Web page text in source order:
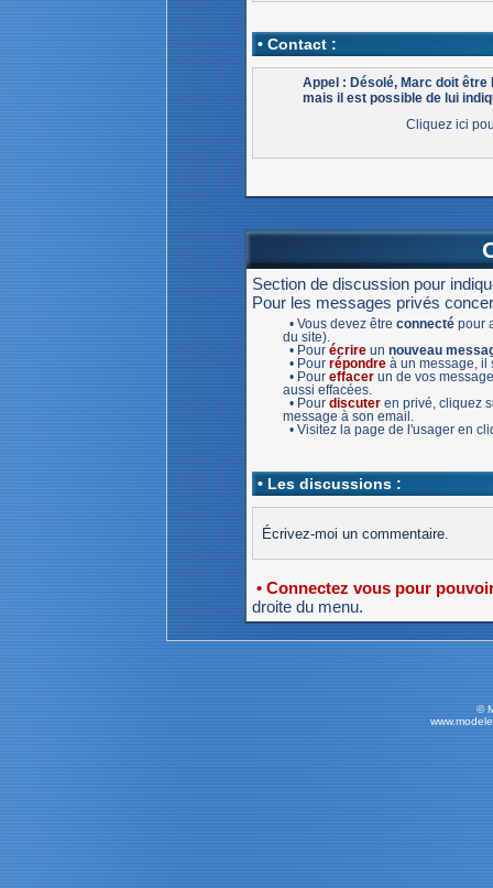
• Contact :
Appel : Désolé, Marc doit
mais il est possible de lui
Cliquez ici
Section de discussion pour
Pour les messages privés
• Vous devez être connectépour
du site).
• Pour écrireun nouveau
• Pour répondreà un message, il
• Pour effacerun de vos
aussi effacées.
• Pour discuteren privé, cliquez
message à son email.
• Visitez la page de l'usager en
• Les discussions :
Écrivez-moi un commentaire.
• Connectez vous pour
droite du menu.
©